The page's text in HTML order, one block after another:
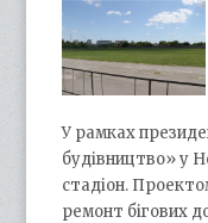
У рамках
будівництво» у
стадіон.
ремонт бігових